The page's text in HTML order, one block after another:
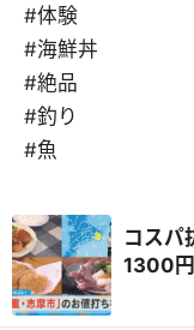
#体験
#海鮮丼
#絶品
#釣り
#魚
コスパ
1300